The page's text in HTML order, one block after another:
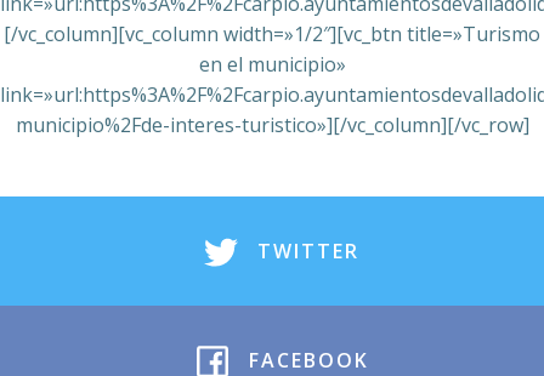
[/vc_column][vc_column width=»1/2″][vc_btn title=»Turismo
en el municipio»
municipio%2Fde-interes-turistico»][/vc_column][/vc_row]
TWITTER
FACEBOOK